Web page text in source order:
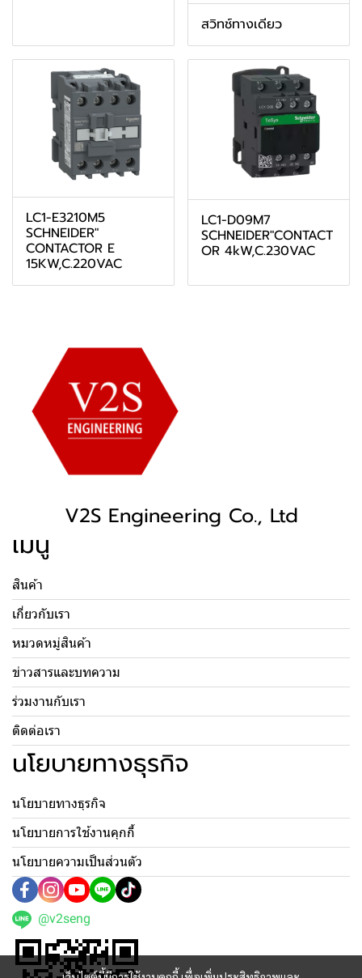
สวิทช์ทางเดียว
LC1-E3210M5
SCHNEIDER"
CONTACTOR E
15KW,C.220VAC
LC1-D09M7
SCHNEIDER"CONTACT
OR 4kW,C.230VAC
V2S Engineering Co., Ltd
เมนู
สินค้า
เกี่ยวกับเรา
หมวดหมู่สินค้า
ข่าวสารและบทความ
ร่วมงานกับเรา
ติดต่อเรา
นโยบายทางธุรกิจ
นโยบายทางธุรกิจ
นโยบายการใช้งานคุกกี้
นโยบายความเป็นส่วนตัว
@v2seng